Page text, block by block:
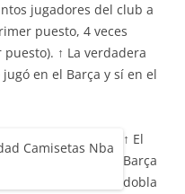
jugadores del club a
puesto, 4 veces
↑ La verdadera
en el Barça y sí en el
↑ El
Barça
dobla